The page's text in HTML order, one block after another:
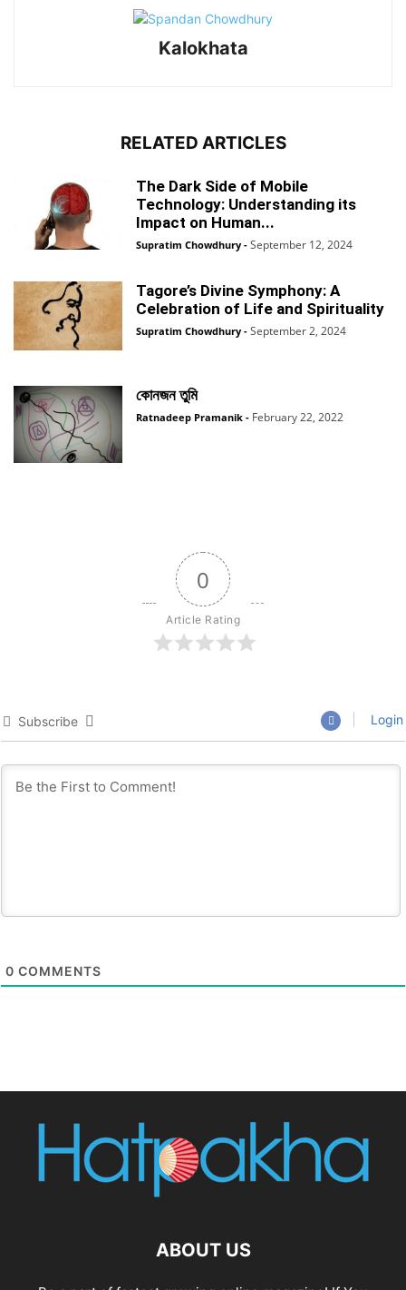
Kalokhata
RELATED ARTICLES
The Dark Side of Mobile
Technology: Understanding its
Impact on Human...
Supratim Chowdhury - September 12, 2024
Tagore’s Divine Symphony: A
Celebration of Life and Spirituality
Supratim Chowdhury - September 2, 2024
কোনজন তুমি
Ratnadeep Pramanik - February 22, 2022
0
Article Rating
Subscribe Login
0 COMMENTS
ABOUT US